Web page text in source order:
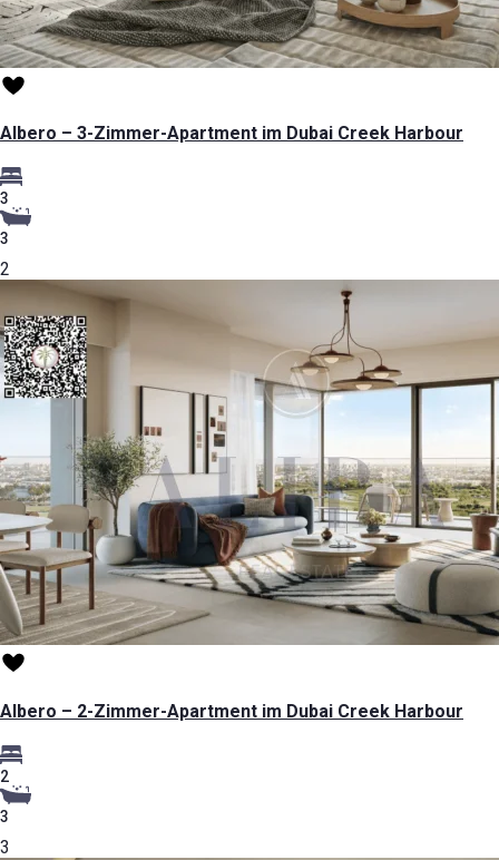
Albero – 3-Zimmer-Apartment im Dubai Creek Harbour
3
3
2
Albero – 2-Zimmer-Apartment im Dubai Creek Harbour
2
3
3